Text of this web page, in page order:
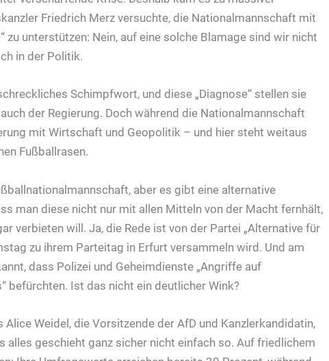
Friedrich Merz versuchte, die Nationalmannschaft mit
zu unterstützen: Nein, auf eine solche Blamage sind wir nicht
in der Politik.
Schimpfwort, und diese „Diagnose“ stellen sie
der Regierung. Doch während die Nationalmannschaft
mit Wirtschaft und Geopolitik – und hier steht weitaus
Fußballrasen.
aber es gibt eine alternative
man diese nicht nur mit allen Mitteln von der Macht fernhält,
verbieten will. Ja, die Rede ist von der Partei „Alternative für
zu ihrem Parteitag in Erfurt versammeln wird. Und am
dass Polizei und Geheimdienste „Angriffe auf
befürchten. Ist das nicht ein deutlicher Wink?
Weidel, die Vorsitzende der AfD und Kanzlerkandidatin,
alles geschieht ganz sicher nicht einfach so. Auf friedlichem